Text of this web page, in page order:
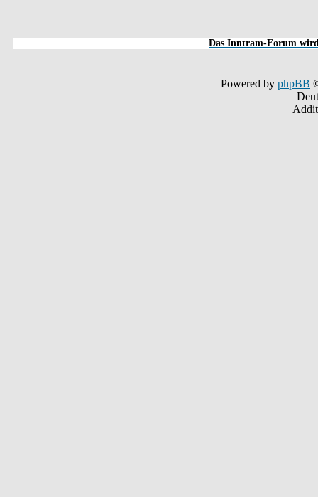
Das Inntram-Forum
Powered by phpBB